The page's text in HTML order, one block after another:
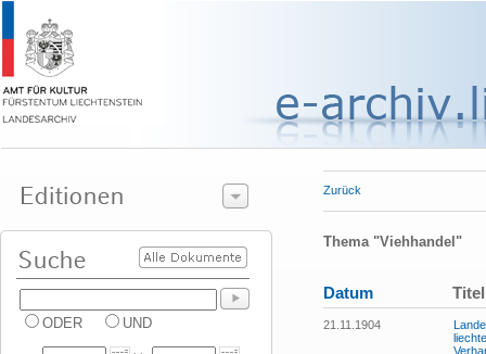
ODER UND
Zurück
Thema "Viehhandel"
Datum Titel
21.11.1904